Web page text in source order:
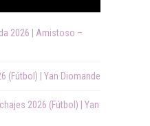
2026 | Amistoso –
(Fútbol) | Yan Diomande
2026 (Fútbol) | Yan